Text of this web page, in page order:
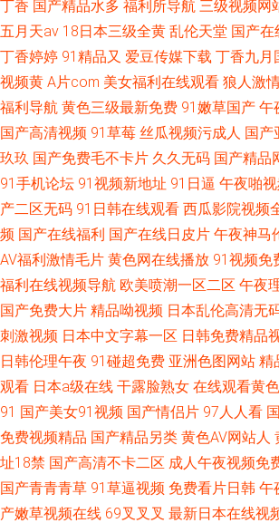
丁香 国产精品水多 福利所导航 三级视频网
五月天av 18日本三级全黄 乱伦天堂 国产在
丁香婷婷 91精品又 爱豆传媒下载 丁香九月
视频黄 A片com 美女福利在线观看 狼人激
福利导航 黄色三级最新免费 91嫩草国产 午
国产高清视频 91草莓 丝瓜视频污成人 国产
玖玖 国产免费毛不卡片 久久无码 国产精品
91手机论坛 91视频新地址 91日逼 午夜啪
产二区无码 91日韩在线观看 西瓜影院视频
频 国产在线福利 国产在线日皮片 午夜神马
AV福利激情毛片 黄色网在线播放 91视频免
福利在线视频导航 欧美喷潮一区二区 午夜
国产免费大片 精品呦视频 日本乱伦高清无
刺激视频 日本中文字幕一区 日韩免费精品
日韩伦理午夜 91碰超免费 亚洲色图网站 精
观看 日本a级在线 干露脸熟女 在线观看黄
91 国产美女91视频 国产情侣片 97人人看
免费视频精品 国产精品另类 黄色AV网站人
址18禁 国产高清不卡二区 成人午夜视频免
国产青青青草 91草逼视频 免费看片日韩 午
产嫩草视频在线 69叉叉叉 最新日本在线视